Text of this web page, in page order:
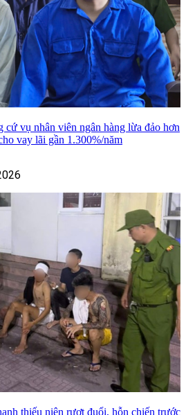
cứ vụ nhân viên ngân hàng lừa đảo hơn
vay lãi gần 1.300%/năm
thiếu niên rượt đuổi, hỗn chiến trước